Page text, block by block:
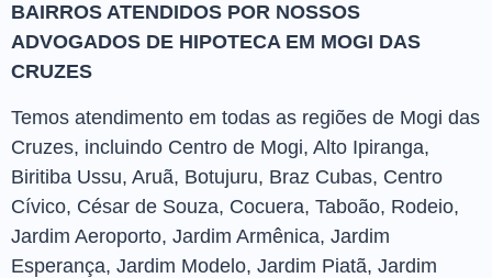
BAIRROS ATENDIDOS POR NOSSOS
ADVOGADOS DE HIPOTECA EM MOGI DAS
CRUZES
Temos atendimento em todas as regiões de Mogi das
Cruzes, incluindo Centro de Mogi, Alto Ipiranga,
Biritiba Ussu, Aruã, Botujuru, Braz Cubas, Centro
Cívico, César de Souza, Cocuera, Taboão, Rodeio,
Jardim Aeroporto, Jardim Armênica, Jardim
Esperança, Jardim Modelo, Jardim Piatã, Jardim